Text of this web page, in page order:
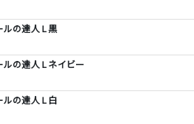
ルの達人 L 黒
の達人 L ネイビー
の達人 L 白